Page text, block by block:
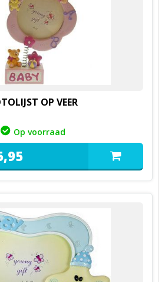
OP VEER
Op voorraad
95